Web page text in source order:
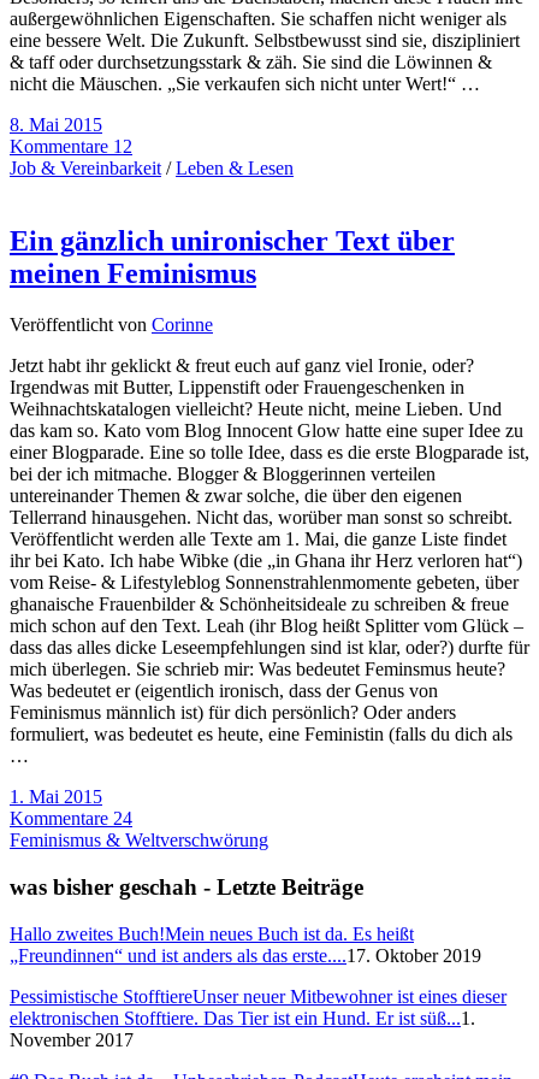
außergewöhnlichen Eigenschaften. Sie schaffen nicht weniger als
eine bessere Welt. Die Zukunft. Selbstbewusst sind sie, diszipliniert
& taff oder durchsetzungsstark & zäh. Sie sind die Löwinnen &
nicht die Mäuschen. „Sie verkaufen sich nicht unter Wert!“ …
8. Mai 2015
Kommentare 12
Job & Vereinbarkeit /Leben & Lesen
Ein gänzlich unironischer Text über
meinen Feminismus
Veröffentlicht von Corinne
Jetzt habt ihr geklickt & freut euch auf ganz viel Ironie, oder?
Irgendwas mit Butter, Lippenstift oder Frauengeschenken in
Weihnachtskatalogen vielleicht? Heute nicht, meine Lieben. Und
das kam so. Kato vom Blog Innocent Glow hatte eine super Idee zu
einer Blogparade. Eine so tolle Idee, dass es die erste Blogparade ist,
bei der ich mitmache. Blogger & Bloggerinnen verteilen
untereinander Themen & zwar solche, die über den eigenen
Tellerrand hinausgehen. Nicht das, worüber man sonst so schreibt.
Veröffentlicht werden alle Texte am 1. Mai, die ganze Liste findet
ihr bei Kato. Ich habe Wibke (die „in Ghana ihr Herz verloren hat“)
vom Reise- & Lifestyleblog Sonnenstrahlenmomente gebeten, über
ghanaische Frauenbilder & Schönheitsideale zu schreiben & freue
mich schon auf den Text. Leah (ihr Blog heißt Splitter vom Glück –
dass das alles dicke Leseempfehlungen sind ist klar, oder?) durfte für
mich überlegen. Sie schrieb mir: Was bedeutet Feminsmus heute?
Was bedeutet er (eigentlich ironisch, dass der Genus von
Feminismus männlich ist) für dich persönlich? Oder anders
formuliert, was bedeutet es heute, eine Feministin (falls du dich als
…
1. Mai 2015
Kommentare 24
Feminismus & Weltverschwörung
was bisher geschah - Letzte Beiträge
Hallo zweites Buch!Mein neues Buch ist da. Es heißt
„Freundinnen“ und ist anders als das erste....17. Oktober 2019
Pessimistische StofftiereUnser neuer Mitbewohner ist eines dieser
elektronischen Stofftiere. Das Tier ist ein Hund. Er ist süß...1.
November 2017